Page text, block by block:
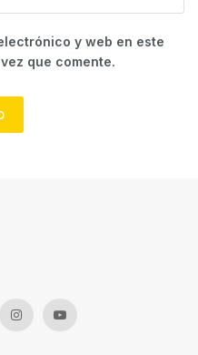
y web en este
que comente.